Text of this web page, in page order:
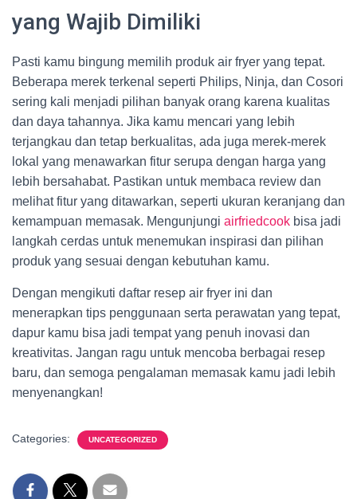
yang Wajib Dimiliki
Pasti kamu bingung memilih produk air fryer yang tepat.
Beberapa merek terkenal seperti Philips, Ninja, dan Cosori
sering kali menjadi pilihan banyak orang karena kualitas
dan daya tahannya. Jika kamu mencari yang lebih
terjangkau dan tetap berkualitas, ada juga merek-merek
lokal yang menawarkan fitur serupa dengan harga yang
lebih bersahabat. Pastikan untuk membaca review dan
melihat fitur yang ditawarkan, seperti ukuran keranjang dan
kemampuan memasak. Mengunjungi airfriedcook bisa jadi
langkah cerdas untuk menemukan inspirasi dan pilihan
produk yang sesuai dengan kebutuhan kamu.
Dengan mengikuti daftar resep air fryer ini dan
menerapkan tips penggunaan serta perawatan yang tepat,
dapur kamu bisa jadi tempat yang penuh inovasi dan
kreativitas. Jangan ragu untuk mencoba berbagai resep
baru, dan semoga pengalaman memasak kamu jadi lebih
menyenangkan!
Categories: UNCATEGORIZED